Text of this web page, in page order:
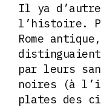
Il ya
l’histoire.
Rome
par leurs
noires (à
plates des